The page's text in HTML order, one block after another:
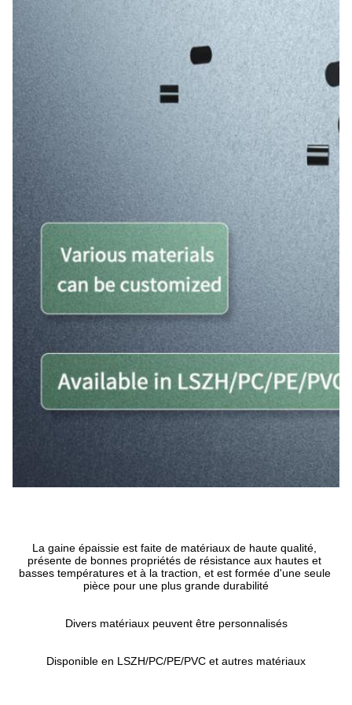
La gaine épaissie est faite de matériaux de haute qualité,
présente de bonnes propriétés de résistance aux hautes et
basses températures et à la traction, et est formée d'une seule
pièce pour une plus grande durabilité
Divers matériaux peuvent être personnalisés
Disponible en LSZH/PC/PE/PVC et autres matériaux